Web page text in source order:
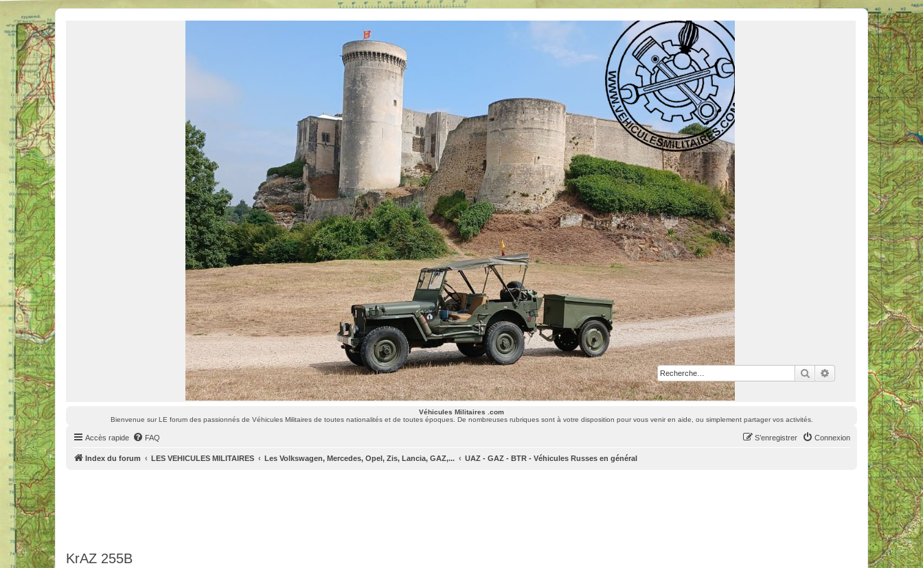
RechercherRecherche avancée
Bienvenue sur LE forum des passionnés de Véhicules Militaires de toutes nationalités et de toutes époques. De nombreuses rubriques sont à votre disposition pour vous venir en aide, ou simplement partager vos activités.
Véhicules Militaires .com
Bienvenue sur LE forum des passionnés de Véhicules Militaires de toutes nationalités et de toutes époques. De nombreuses rubriques sont à votre disposition pour vous venir en aide, ou simplement partager vos activités.
Accès rapide FAQ Connexion
S’enregistrer
Index du forum LES VEHICULES MILITAIRES Les Volkswagen, Mercedes, Opel, Zis, Lancia, GAZ,... UAZ - GAZ - BTR - Véhicules Russes en général
KrAZ 255B